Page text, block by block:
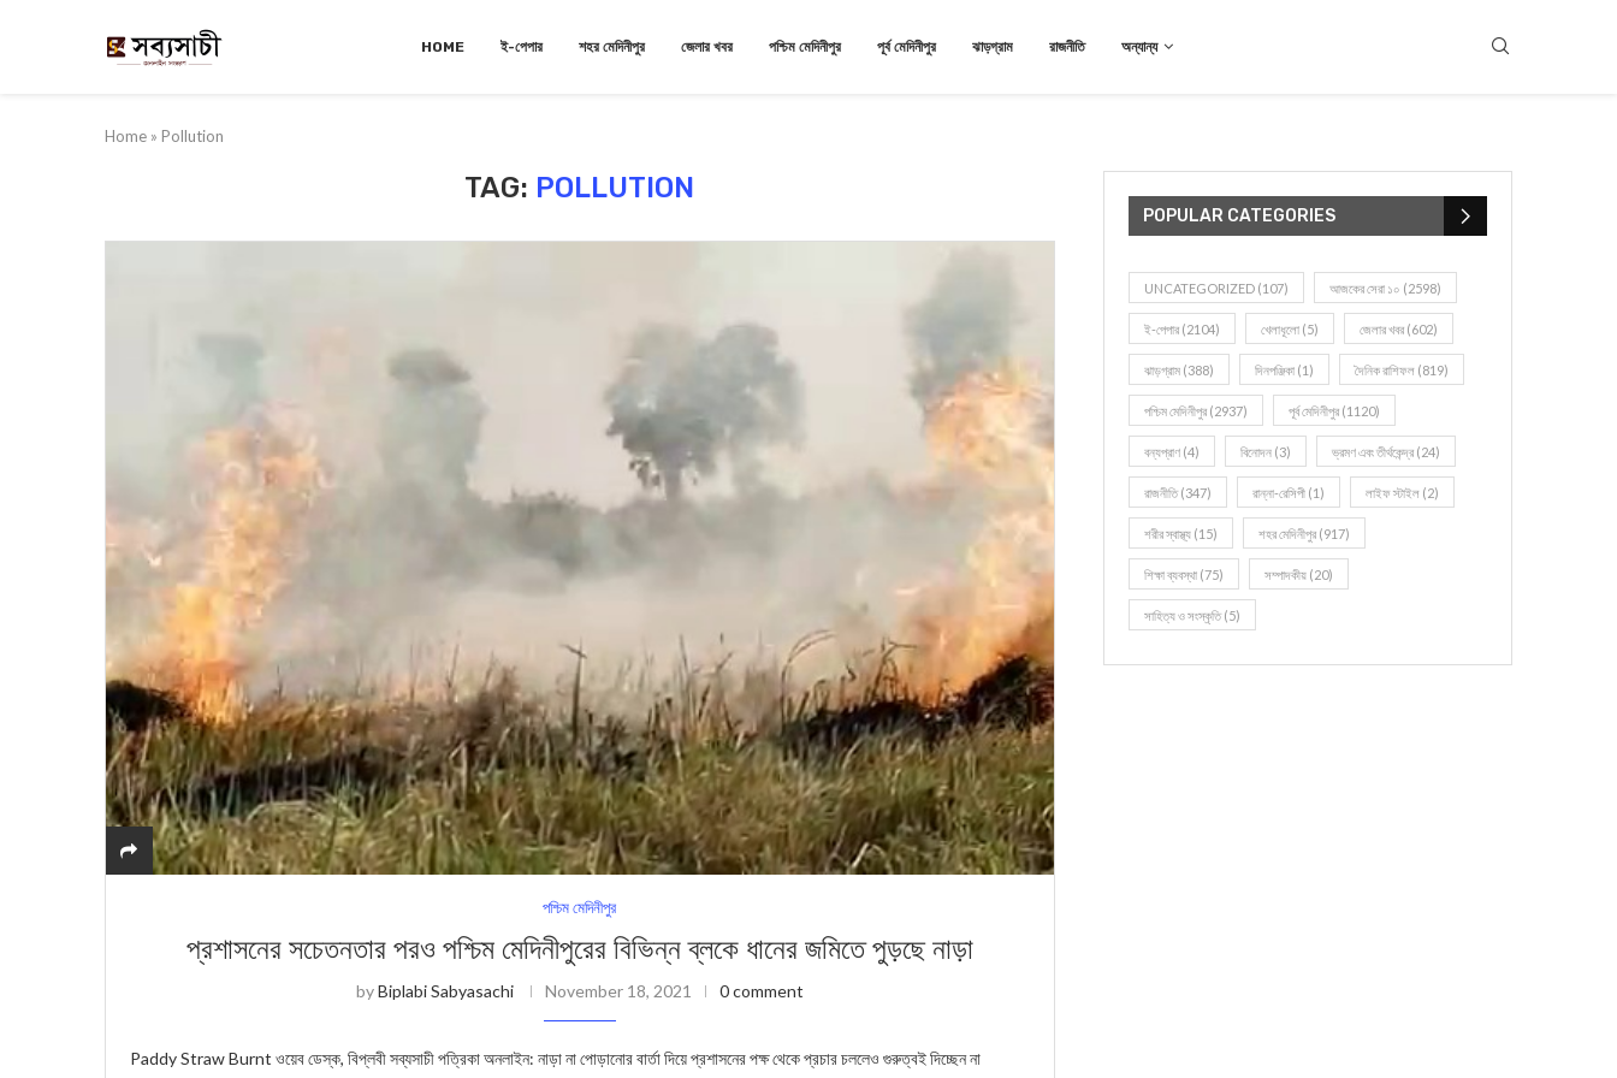
HOME ই-পেপার শহর মেদিনীপুর জেলার খবর পশ্চিম মেদিনীপুর পূর্ব মেদিনীপুর ঝাড়গ্রাম রাজনীতি অন্যান্য
Home » Pollution
TAG: POLLUTION
পশ্চিম মেদিনীপুর
​প্রশাসনের সচেতনতার পরও পশ্চিম মেদিনীপুরের বিভিন্ন ব্লকে ধানের জমিতে পুড়ছে নাড়া
byBiplabi Sabyasachi November 18, 2021 0 comment
Paddy Straw Burnt ওয়েব ডেস্ক, বিপ্লবী সব্যসাচী পত্রিকা অনলাইন: নাড়া না পোড়ানোর বার্তা দিয়ে প্রশাসনের পক্ষ থেকে প্রচার চললেও গুরুত্বই দিচ্ছেন না
POPULAR CATEGORIES
UNCATEGORIZED (107) আজকের সেরা ১০ (2598)
ই-পেপার (2104) খেলাধূলো (5) জেলার খবর (602)
ঝাড়গ্রাম (388) দিনপঞ্জিকা (1) দৈনিক রাশিফল (819)
পশ্চিম মেদিনীপুর (2937) পূর্ব মেদিনীপুর (1120)
বন্যপ্রাণ (4) বিনোদন (3) ভ্রমণ এবং তীর্থকেন্দ্র (24)
রাজনীতি(347) রান্না-রেসিপী (1) লাইফ স্টাইল (2)
শরীর স্বাস্থ্য (15) শহর মেদিনীপুর (917)
শিক্ষা ব্যবস্থা (75) সম্পাদকীয় (20)
সাহিত্য ও সংস্কৃতি(5)